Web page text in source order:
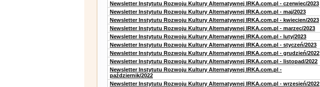
Newsletter Instytutu Rozwoju Kultury Alternatywnej IRKA.com.pl - czerwiec/2023
Newsletter Instytutu Rozwoju Kultury Alternatywnej IRKA.com.pl - maj/2023
Newsletter Instytutu Rozwoju Kultury Alternatywnej IRKA.com.pl - kwiecien/2023
Newsletter Instytutu Rozwoju Kultury Alternatywnej IRKA.com.pl - marzec/2023
Newsletter Instytutu Rozwoju Kultury Alternatywnej IRKA.com.pl - luty/2023
Newsletter Instytutu Rozwoju Kultury Alternatywnej IRKA.com.pl - styczeń/2023
Newsletter Instytutu Rozwoju Kultury Alternatywnej IRKA.com.pl - grudzień/2022
Newsletter Instytutu Rozwoju Kultury Alternatywnej IRKA.com.pl - listopad/2022
Newsletter Instytutu Rozwoju Kultury Alternatywnej IRKA.com.pl -
październik/2022
Newsletter Instytutu Rozwoju Kultury Alternatywnej IRKA.com.pl - wrzesień/2022